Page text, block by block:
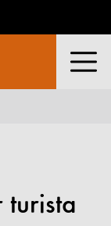
turista